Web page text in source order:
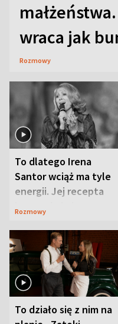
wraca jak
Rozmowy
To dlatego Irena
Santor wciąż ma tyle
energii. Jej recepta
jest zaskakująco
Rozmowy
To działo się z nim na